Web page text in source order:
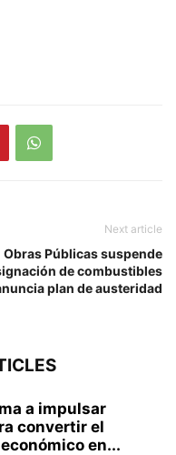
Next article
Obras Públicas suspende
de combustibles
plan de austeridad
a impulsar
convertir el
en...